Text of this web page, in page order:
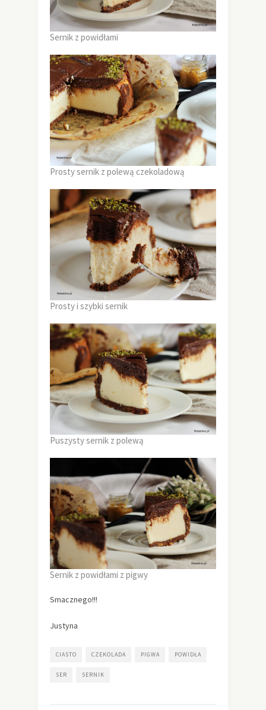
Sernik z powidłami
Prosty sernik z polewą czekoladową
Prosty i szybki sernik
Puszysty sernik z polewą
Sernik z powidłami z pigwy
Smacznego!!!
Justyna
CIASTO CZEKOLADA PIGWA POWIDŁA
SER SERNIK